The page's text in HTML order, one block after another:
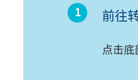
前往
点击底